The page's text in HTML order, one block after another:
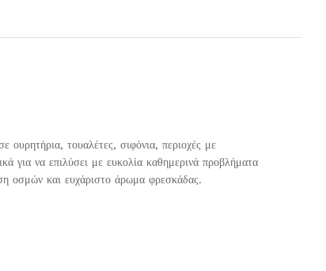
τουαλέτες, σιφόνια, περιοχές με
για να επιλύσει με ευκολία καθημερινά προβλήματα
οσμών και ευχάριστο άρωμα φρεσκάδας.